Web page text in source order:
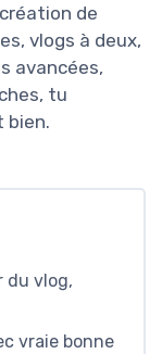
de
vlogs à deux,
avancées,
tu
bien.
du vlog,
vraie bonne